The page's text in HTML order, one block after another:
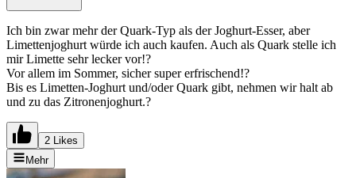
Ich bin zwar mehr der Quark-Typ als der Joghurt-Esser, aber
Limettenjoghurt würde ich auch kaufen. Auch als Quark stelle ich
mir Limette sehr lecker vor!?
Vor allem im Sommer, sicher super erfrischend!?
Bis es Limetten-Joghurt und/oder Quark gibt, nehmen wir halt ab
und zu das Zitronenjoghurt.?
2 Likes
Mehr